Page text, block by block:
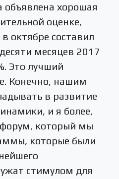
объявлена хорошая
оценке,
октябре составил
месяцев 2017
Это лучший
Конечно, нашим
в развитие
и я более,
который мы
которые были
стимулом для